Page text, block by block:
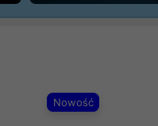
Nowość